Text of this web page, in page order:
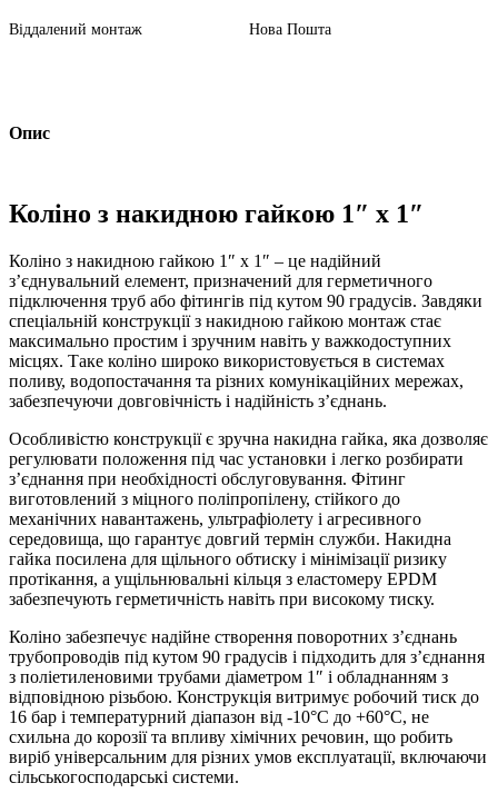
Віддалений монтаж Нова Пошта
Опис
Коліно з накидною гайкою 1″ х 1″
Коліно з накидною гайкою 1″ х 1″ – це надійний
з’єднувальний елемент, призначений для герметичного
підключення труб або фітингів під кутом 90 градусів. Завдяки
спеціальній конструкції з накидною гайкою монтаж стає
максимально простим і зручним навіть у важкодоступних
місцях. Таке коліно широко використовується в системах
поливу, водопостачання та різних комунікаційних мережах,
забезпечуючи довговічність і надійність з’єднань.
Особливістю конструкції є зручна накидна гайка, яка дозволяє
регулювати положення під час установки і легко розбирати
з’єднання при необхідності обслуговування. Фітинг
виготовлений з міцного поліпропілену, стійкого до
механічних навантажень, ультрафіолету і агресивного
середовища, що гарантує довгий термін служби. Накидна
гайка посилена для щільного обтиску і мінімізації ризику
протікання, а ущільнювальні кільця з еластомеру EPDM
забезпечують герметичність навіть при високому тиску.
Коліно забезпечує надійне створення поворотних з’єднань
трубопроводів під кутом 90 градусів і підходить для з’єднання
з поліетиленовими трубами діаметром 1″ і обладнанням з
відповідною різьбою. Конструкція витримує робочий тиск до
16 бар і температурний діапазон від -10°C до +60°C, не
схильна до корозії та впливу хімічних речовин, що робить
виріб універсальним для різних умов експлуатації, включаючи
сільськогосподарські системи.